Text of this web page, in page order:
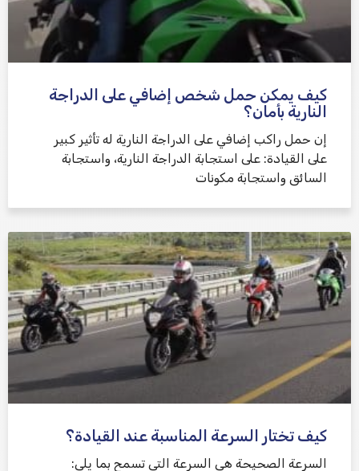
كيف يمكن حمل شخص إضافي على الدراجة
النارية بأمان؟
إن حمل راكب إضافي على الدراجة النارية له تأثير كبير
على القيادة: على استجابة الدراجة النارية، واستجابة
السائق واستجابة مكونات
كيف تختار السرعة المناسبة عند القيادة؟
السرعة الصحيحة هي السرعة التي تسمح بما يلي: